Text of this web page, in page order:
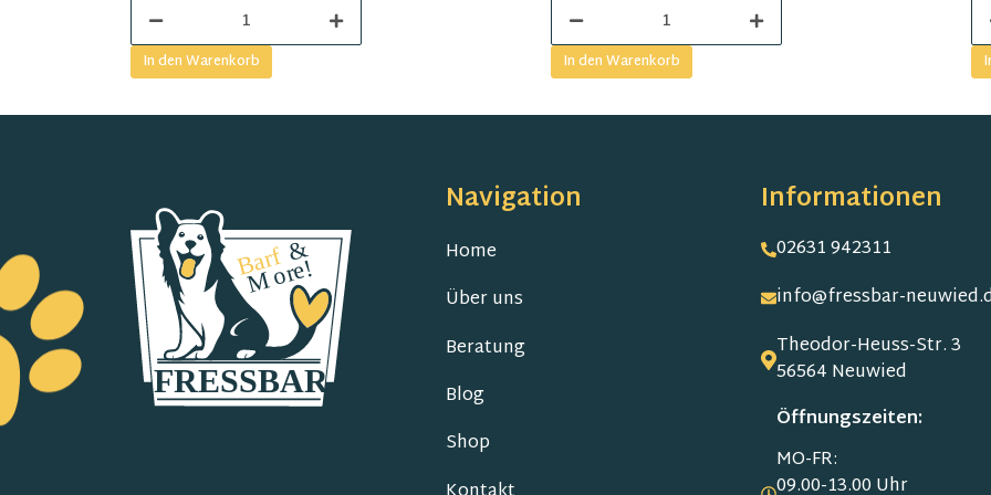
In den Warenkorb In den Warenkorb
Navigation
Home
Über uns
Beratung
Blog
Shop
Informationen
02631 942311
info@fressbar-
Theodor-Heuss-Str. 3
56564 Neuwied
Öffnungszeiten:
MO-FR:
09.00-13.00 Uhr